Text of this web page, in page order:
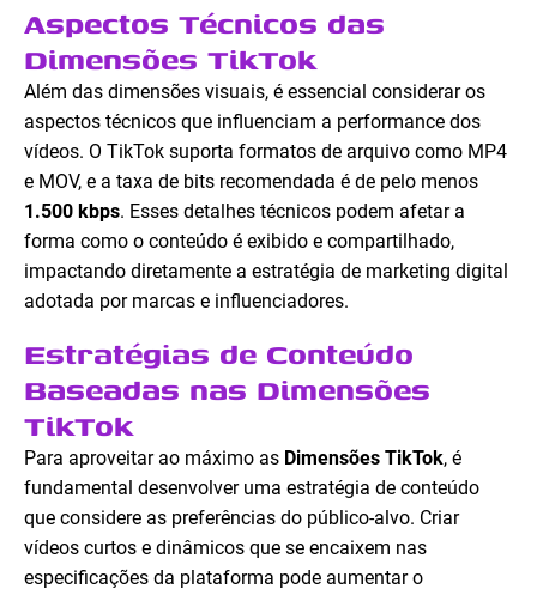
Aspectos Técnicos das
Dimensões TikTok
Além das dimensões visuais, é essencial considerar os
aspectos técnicos que influenciam a performance dos
vídeos. O TikTok suporta formatos de arquivo como MP4
e MOV, e a taxa de bits recomendada é de pelo menos
1.500 kbps. Esses detalhes técnicos podem afetar a
forma como o conteúdo é exibido e compartilhado,
impactando diretamente a estratégia de marketing digital
adotada por marcas e influenciadores.
Estratégias de Conteúdo
Baseadas nas Dimensões
TikTok
Para aproveitar ao máximo as Dimensões TikTok, é
fundamental desenvolver uma estratégia de conteúdo
que considere as preferências do público-alvo. Criar
vídeos curtos e dinâmicos que se encaixem nas
especificações da plataforma pode aumentar o